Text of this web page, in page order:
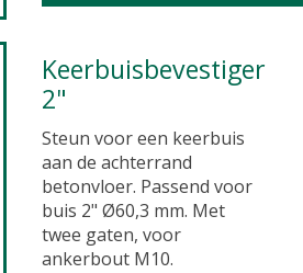
Keerbuisbevestiger
2"
Steun voor een keerbuis
aan de achterrand
betonvloer. Passend voor
buis 2" Ø60,3 mm. Met
twee gaten, voor
ankerbout M10.